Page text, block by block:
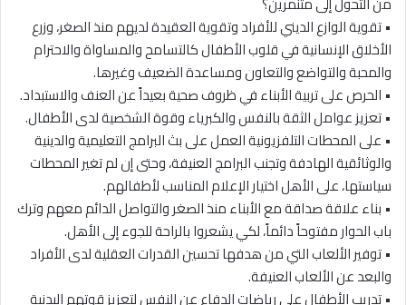
• تقوية الوازع الديني للأفراد وتقوية العقيدة لديهم منذ الصغر، وزرع
الأخلاق الإنسانية في قلوب الأطفال كالتسامح والمساواة والاحترام
والمحبة والتواضع والتعاون ومساعدة الضعيف وغيرها.
• الحرص على تربية الأبناء في ظروف صحية بعيداً عن العنف والاستبداد.
• تعزيز عوامل الثقة بالنفس والكبرياء وقوة الشخصية لدى الأطفال.
• على المحطات التلفزيونية العمل على بث البرامج التعليمية والدينية
والوثائقية الهادفة وتجنب البرامج العنيفة، وحتى إن لم تغير المحطات
سياستها، على الأهل اختيار الإعلام المناسب لأطفالهم.
• بناء علاقة صداقة مع الأبناء منذ الصغر والتواصل الدائم معهم وترك
باب الحوار مفتوحاً دائماً، لكي يشعروا بالراحة للجوء إلى الأهل.
• توفير الألعاب التي من هدفها تحسين القدرات العقلية لدى الأفراد
والبعد عن الألعاب العنيفة.
• تدريب الأطفال على رياضات الدفاع عن النفس لتعزيز قوتهم البدنية